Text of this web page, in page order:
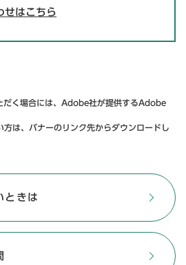
せはこちら
だく場合には、Adobe社が提供するAdobe
は、バナーのリンク先からダウンロードし
ときは